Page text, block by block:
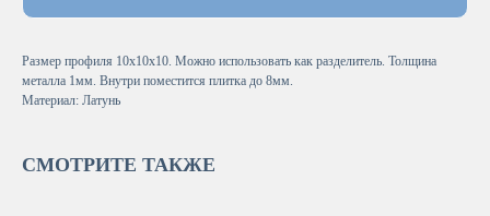
Размер профиля 10х10х10. Можно использовать как разделитель. Толщина
металла 1мм. Внутри поместится плитка до 8мм.
Материал: Латунь
СМОТРИТЕ ТАКЖЕ